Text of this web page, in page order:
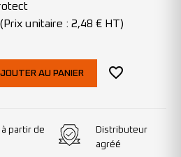
unitaire : 2,48 € HT)
AU PANIER
à partir de
Distributeur
agréé